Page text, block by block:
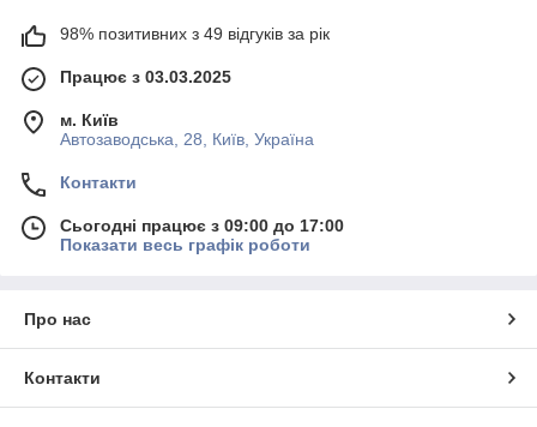
98% позитивних з 49 відгуків за рік
Працює з 03.03.2025
м. Київ
Автозаводська, 28, Київ, Україна
Контакти
Сьогодні працює з 09:00 до 17:00
Показати весь графік роботи
Про нас
Контакти